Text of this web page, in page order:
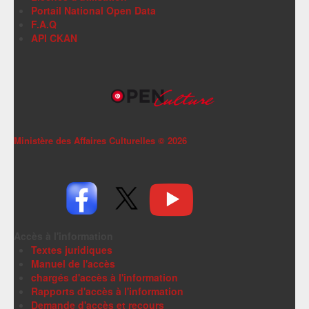
Portail National Open Data
F.A.Q
API CKAN
Ministère des Affaires Culturelles © 2026
Textes juridiques
Manuel de l'accès
chargés d'accès à l'information
Rapports d'accès à l'information
Demande d'accès et recours